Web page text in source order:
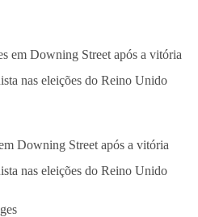
Downing Street após a vitória
nas eleições do Reino Unido